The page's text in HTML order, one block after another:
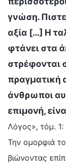
γνώση.
αξία […] Η
φτάνει στα
στρέφονται
πραγματική
άνθρωποι
επιμονή,
Λόγος», τόμ.
Την ομορφιά
βιώνοντας